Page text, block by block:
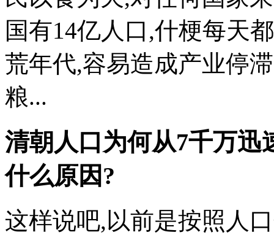
国有14亿人口,什梗每天
荒年代,容易造成产业停
粮...
清朝人口为何从7千万迅
什么原因?
这样说吧,以前是按照人